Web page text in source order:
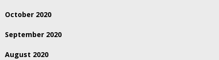
October 2020
September 2020
August 2020